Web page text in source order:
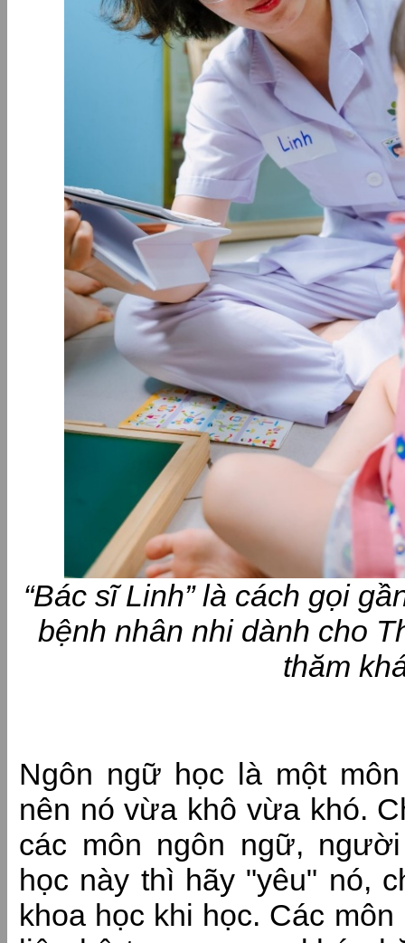
“Bác sĩ Linh” là cách gọi
bệnh nhân nhi dành cho
thăm
Ngôn ngữ học là một
nên nó vừa khô vừa khó.
các môn ngôn ngữ,
học này thì hãy "yêu" nó,
khoa học khi học. Các